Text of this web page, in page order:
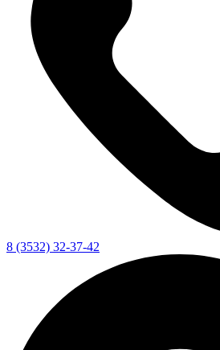
8 (3532) 32-37-42